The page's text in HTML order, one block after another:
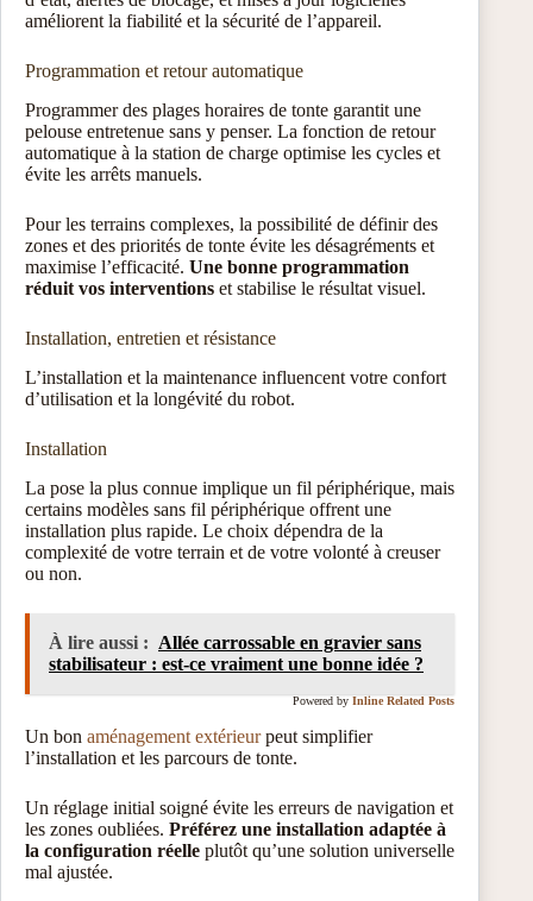
améliorent la fiabilité et la sécurité de l’appareil.
Programmation et retour automatique
Programmer des plages horaires de tonte garantit une
pelouse entretenue sans y penser. La fonction de retour
automatique à la station de charge optimise les cycles et
évite les arrêts manuels.
Pour les terrains complexes, la possibilité de définir des
zones et des priorités de tonte évite les désagréments et
maximise l’efficacité. Une bonne programmation
réduit vos interventions et stabilise le résultat visuel.
Installation, entretien et résistance
L’installation et la maintenance influencent votre confort
d’utilisation et la longévité du robot.
Installation
La pose la plus connue implique un fil périphérique, mais
certains modèles sans fil périphérique offrent une
installation plus rapide. Le choix dépendra de la
complexité de votre terrain et de votre volonté à creuser
ou non.
À lire aussi : Allée carrossable en gravier sans
stabilisateur : est-ce vraiment une bonne idée ?
Powered by Inline Related Posts
Un bon aménagement extérieurpeut simplifier
l’installation et les parcours de tonte.
Un réglage initial soigné évite les erreurs de navigation et
les zones oubliées. Préférez une installation adaptée à
la configuration réelle plutôt qu’une solution universelle
mal ajustée.